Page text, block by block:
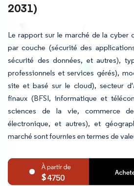
2031)
Le rapport sur le marché de la cyber
par couche (sécurité des
sécurité des données, et autres),
professionnels et services gérés),
site et basé sur le cloud), secteur
finaux (BFSI, informatique et
sciences de la vie, commerce
électronique, et autres), et
marché sont fournies en termes de
4750